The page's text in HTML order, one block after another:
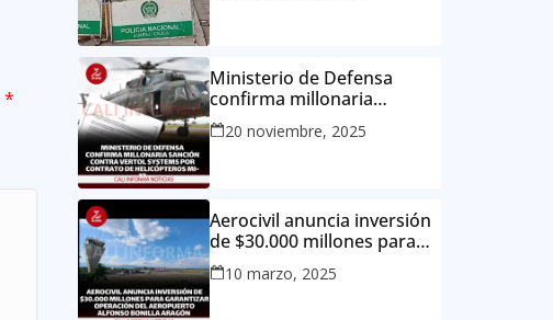
*
Ministerio de Defensa
confirma millonaria
sanción contra Vertol
Systems por contrato de
20 noviembre, 2025
Aerocivil anuncia inversión
de $30.000 millones para
garantizar operación del
aeropuerto Alfonso Bonilla
10 marzo, 2025